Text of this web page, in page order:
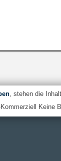
, stehen die